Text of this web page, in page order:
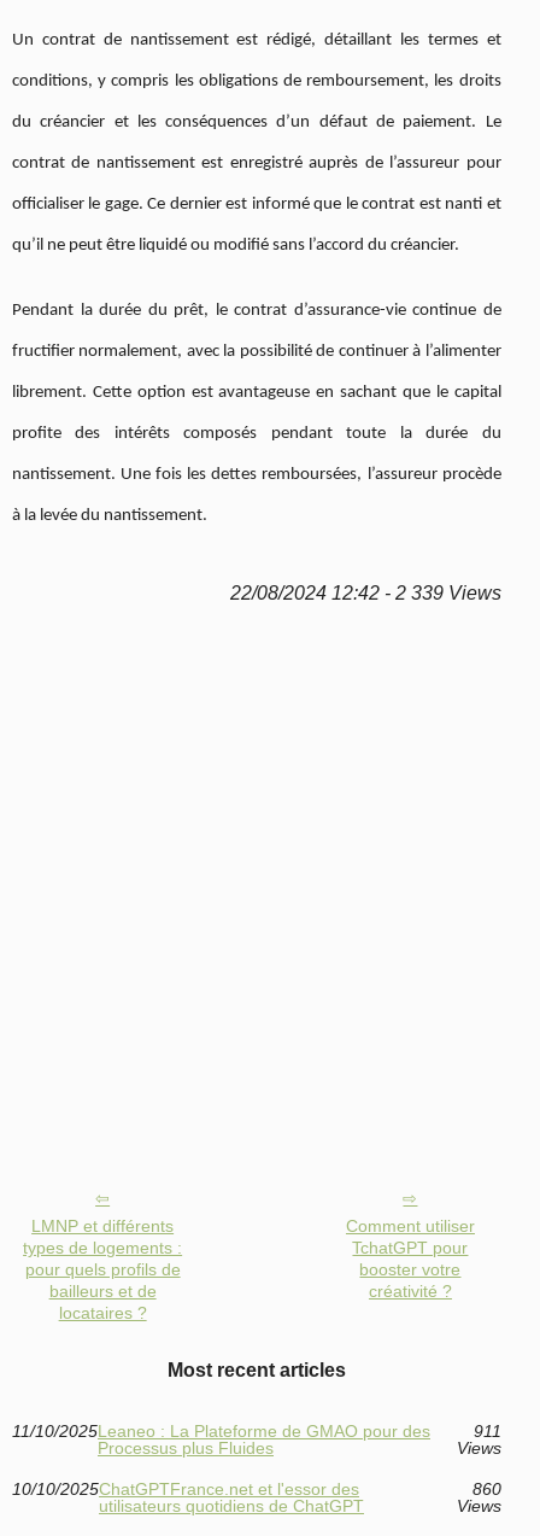
Un contrat de nantissement est rédigé, détaillant les termes et
conditions, y compris les obligations de remboursement, les droits
du créancier et les conséquences d’un défaut de paiement. Le
contrat de nantissement est enregistré auprès de l’assureur pour
officialiser le gage. Ce dernier est informé que le contrat est nanti et
qu’il ne peut être liquidé ou modifié sans l’accord du créancier.
Pendant la durée du prêt, le contrat d’assurance-vie continue de
fructifier normalement, avec la possibilité de continuer à l’alimenter
librement. Cette option est avantageuse en sachant que le capital
profite des intérêts composés pendant toute la durée du
nantissement. Une fois les dettes remboursées, l’assureur procède
à la levée du nantissement.
22/08/2024 12:42 - 2 339 Views
LMNP et différents
types de logements :
pour quels profils de
bailleurs et de
locataires ?
Comment utiliser
TchatGPT pour
booster votre
créativité ?
Most recent articles
11/10/2025Leaneo : La Plateforme de GMAO pour des
Processus plus Fluides
911
Views
10/10/2025ChatGPTFrance.net et l'essor des
utilisateurs quotidiens de ChatGPT
860
Views